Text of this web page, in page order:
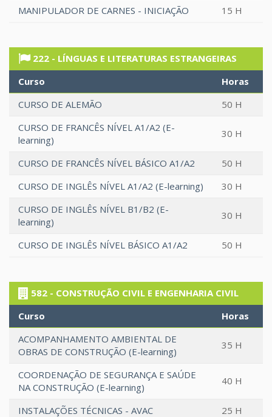
MANIPULADOR DE CARNES - INICIAÇÃO 15 H
222 - LÍNGUAS E LITERATURAS ESTRANGEIRAS
Curso
Horas
CURSO DE ALEMÃO
50 H
CURSO DE FRANCÊS NÍVEL A1/A2 (E-
learning)
30 H
CURSO DE FRANCÊS NÍVEL BÁSICO A1/A2
50 H
CURSO DE INGLÊS NÍVEL A1/A2 (E-learning)
30 H
CURSO DE INGLÊS NÍVEL B1/B2 (E-
learning)
30 H
CURSO DE INGLÊS NÍVEL BÁSICO A1/A2 50 H
582 - CONSTRUÇÃO CIVIL E ENGENHARIA CIVIL
Curso
Horas
ACOMPANHAMENTO AMBIENTAL DE
OBRAS DE CONSTRUÇÃO (E-learning)
35 H
COORDENAÇÃO DE SEGURANÇA E SAÚDE
NA CONSTRUÇÃO (E-learning)
40 H
INSTALAÇÕES TÉCNICAS - AVAC
25 H